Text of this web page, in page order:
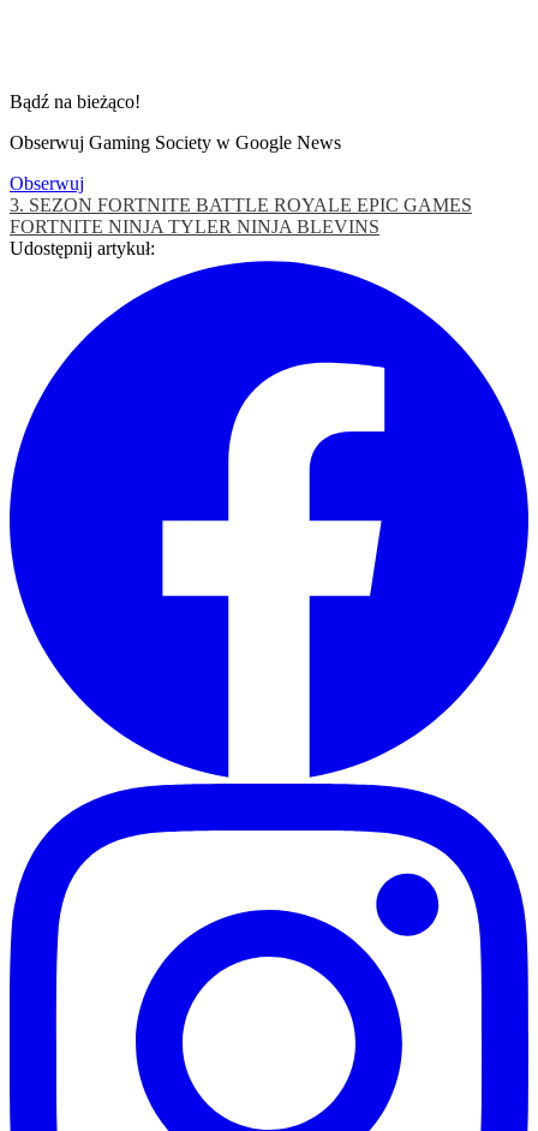
Bądź na bieżąco!
Obserwuj Gaming Society w Google News
Obserwuj
3. SEZON FORTNITE BATTLE ROYALE EPIC GAMES
FORTNITE NINJATYLER NINJA BLEVINS
Udostępnij artykuł: